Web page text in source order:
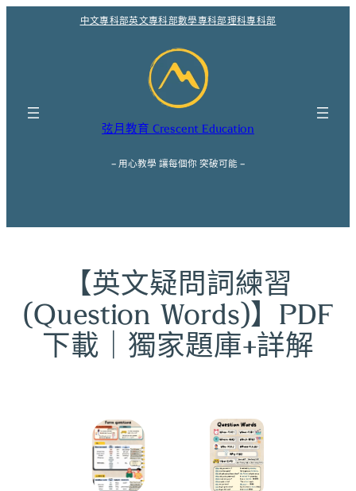
中文專科部英文專科部數學專科部理科專科部
弦月教育 Crescent Education
– 用心教學 讓每個你 突破可能 –
【英文疑問詞練習
(Question Words)】PDF
下載｜獨家題庫+詳解